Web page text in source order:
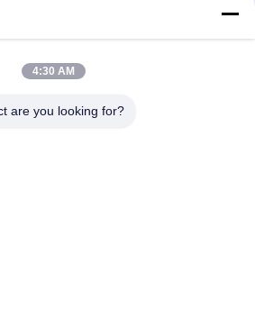
Puzzle Cardboard 1,5 mm Blauw
1000 g/m² 1,5 mm massief karton
4:30 AM
are you looking for?